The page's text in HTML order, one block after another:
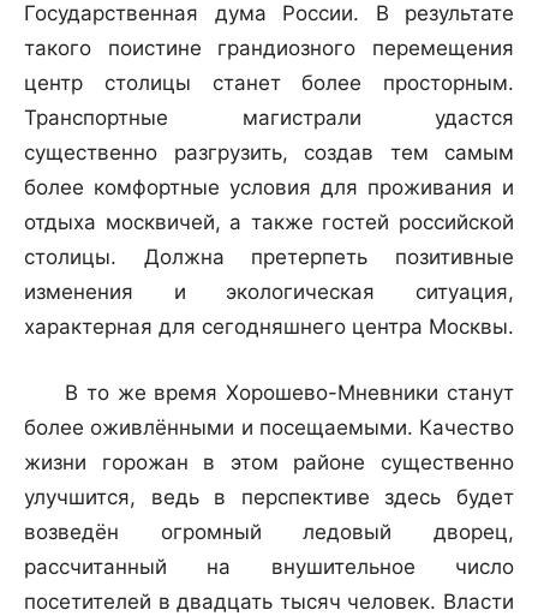
Государственная дума России. В результате
такого поистине грандиозного перемещения
центр столицы станет более просторным.
Транспортные магистрали удастся
существенно разгрузить, создав тем самым
более комфортные условия для проживания и
отдыха москвичей, а также гостей российской
столицы. Должна претерпеть позитивные
изменения и экологическая ситуация,
характерная для сегодняшнего центра Москвы.
В то же время Хорошево-Мневники станут
более оживлёнными и посещаемыми. Качество
жизни горожан в этом районе существенно
улучшится, ведь в перспективе здесь будет
возведён огромный ледовый дворец,
рассчитанный на внушительное число
посетителей в двадцать тысяч человек. Власти